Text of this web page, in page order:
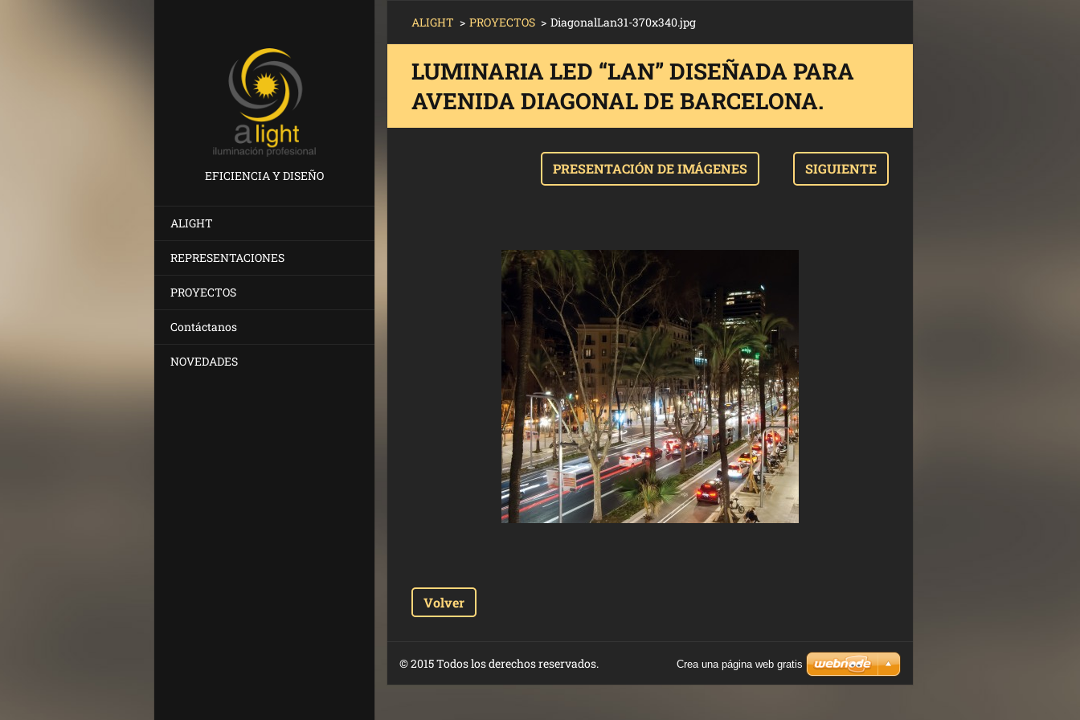
EFICIENCIA Y DISEÑO
ALIGHT
REPRESENTACIONES
PROYECTOS
Contáctanos
NOVEDADES
ALIGHT > PROYECTOS > DiagonalLan31-370x340.jpg
LUMINARIA LED “LAN” DISEÑADA PARA
AVENIDA DIAGONAL DE BARCELONA.
PRESENTACIÓN DE IMÁGENES SIGUIENTE
Volver
© 2015 Todos los derechos reservados. Crea una página web gratis